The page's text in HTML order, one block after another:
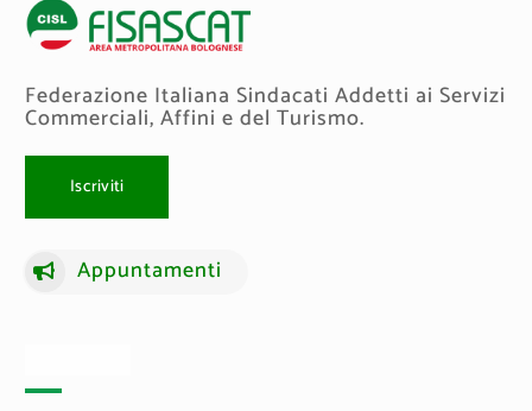
Federazione Italiana Sindacati Addetti ai Servizi
Commerciali, Affini e del Turismo.
Iscriviti
Appuntamenti